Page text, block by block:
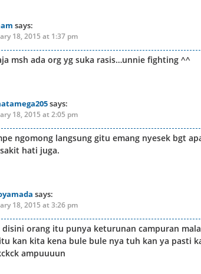
says:
18, 2015 at 1:37 pm
msh ada org yg suka rasis…unnie fighting ^^
says:
18, 2015 at 2:05 pm
ngomong langsung gitu emang nyesek bgt
hati juga.
says:
18, 2015 at 3:26 pm
disini orang itu punya keturunan campuran
kan kita kena bule bule nya tuh kan ya pasti
ampuuuun